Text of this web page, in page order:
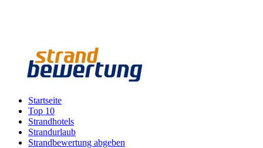
Startseite
Top 10
Strandhotels
Strandurlaub
Strandbewertung abgeben